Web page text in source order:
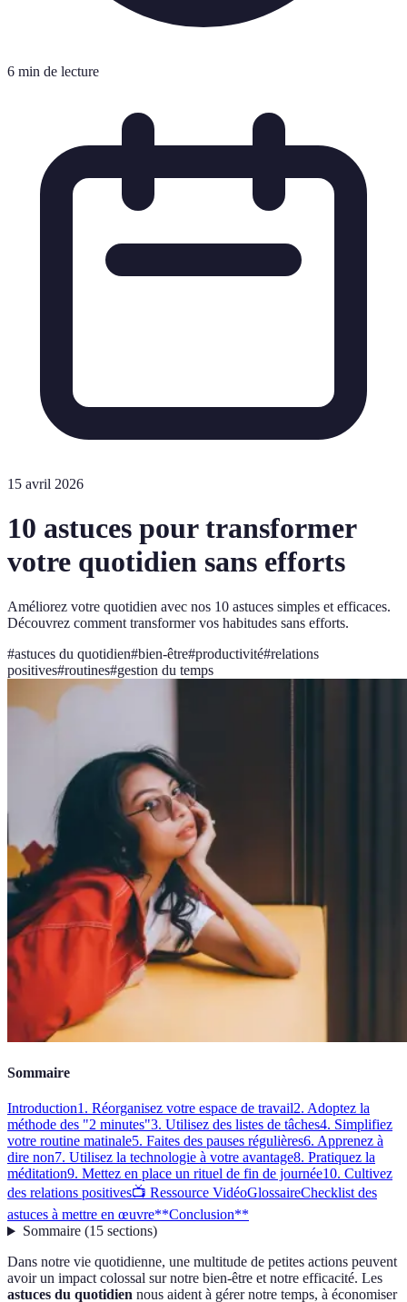
6 min de lecture
15 avril 2026
10 astuces pour transformer
votre quotidien sans efforts
Améliorez votre quotidien avec nos 10 astuces simples et efficaces.
Découvrez comment transformer vos habitudes sans efforts.
#astuces du quotidien#bien-être#productivité#relations
positives#routines#gestion du temps
Sommaire
Introduction1. Réorganisez votre espace de travail2. Adoptez la
méthode des "2 minutes"3. Utilisez des listes de tâches4. Simplifiez
votre routine matinale5. Faites des pauses régulières6. Apprenez à
dire non7. Utilisez la technologie à votre avantage8. Pratiquez la
méditation9. Mettez en place un rituel de fin de journée10. Cultivez
des relations positives📺 Ressource VidéoGlossaireChecklist des
astuces à mettre en œuvre**Conclusion**
Sommaire(15 sections)
Dans notre vie quotidienne, une multitude de petites actions peuvent
avoir un impact colossal sur notre bien-être et notre efficacité. Les
astuces du quotidien nous aident à gérer notre temps, à économiser